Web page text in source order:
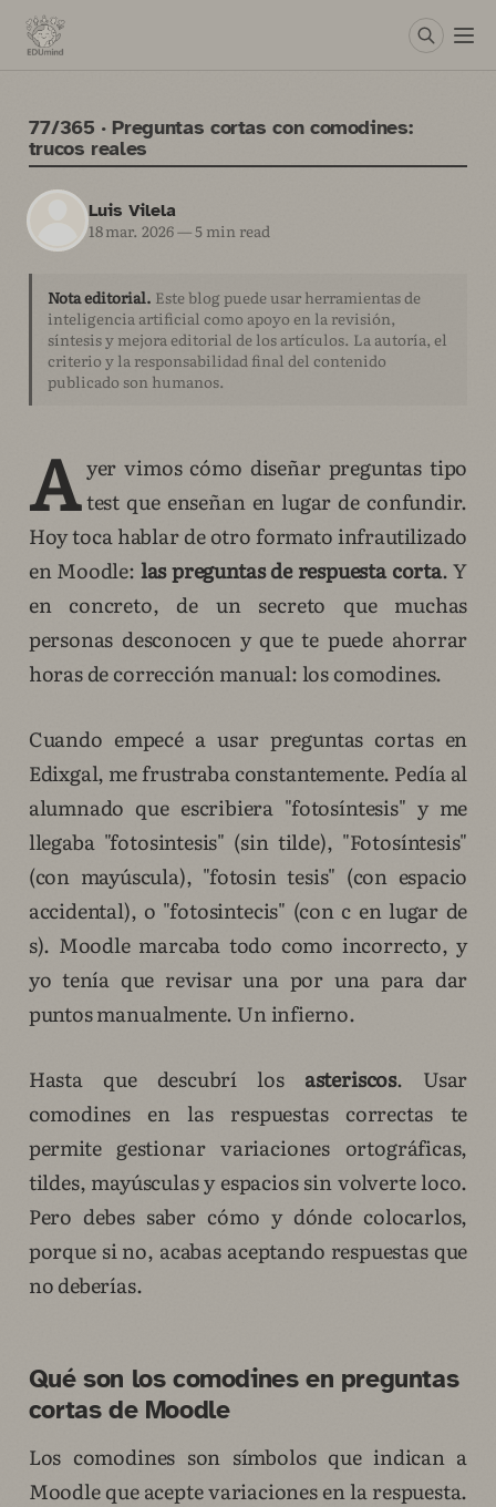
77/365 · Preguntas cortas con comodines:
trucos reales
Luis Vilela
18 mar. 2026—5 min read
Nota editorial. Este blog puede usar herramientas de
inteligencia artificial como apoyo en la revisión,
síntesis y mejora editorial de los artículos. La autoría, el
criterio y la responsabilidad final del contenido
publicado son humanos.
A yer vimos cómo diseñar preguntas tipo
test que enseñan en lugar de confundir.
Hoy toca hablar de otro formato infrautilizado
en Moodle: las preguntas de respuesta corta. Y
en concreto, de un secreto que muchas
personas desconocen y que te puede ahorrar
horas de corrección manual: los comodines.
Cuando empecé a usar preguntas cortas en
Edixgal, me frustraba constantemente. Pedía al
alumnado que escribiera "fotosíntesis" y me
llegaba "fotosintesis" (sin tilde), "Fotosíntesis"
(con mayúscula), "fotosin tesis" (con espacio
accidental), o "fotosintecis" (con c en lugar de
s). Moodle marcaba todo como incorrecto, y
yo tenía que revisar una por una para dar
puntos manualmente. Un infierno.
Hasta que descubrí los asteriscos. Usar
comodines en las respuestas correctas te
permite gestionar variaciones ortográficas,
tildes, mayúsculas y espacios sin volverte loco.
Pero debes saber cómo y dónde colocarlos,
porque si no, acabas aceptando respuestas que
no deberías.
Qué son los comodines en preguntas
cortas de Moodle
Los comodines son símbolos que indican a
Moodle que acepte variaciones en la respuesta.